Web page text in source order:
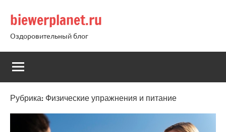
содержимому
biewerplanet.ru
Оздоровительный блог
Рубрика: Физические упражнения и питание